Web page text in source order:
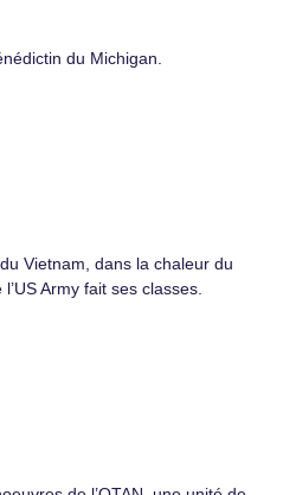
du Michigan.
Vietnam, dans la chaleur du
Army fait ses classes.